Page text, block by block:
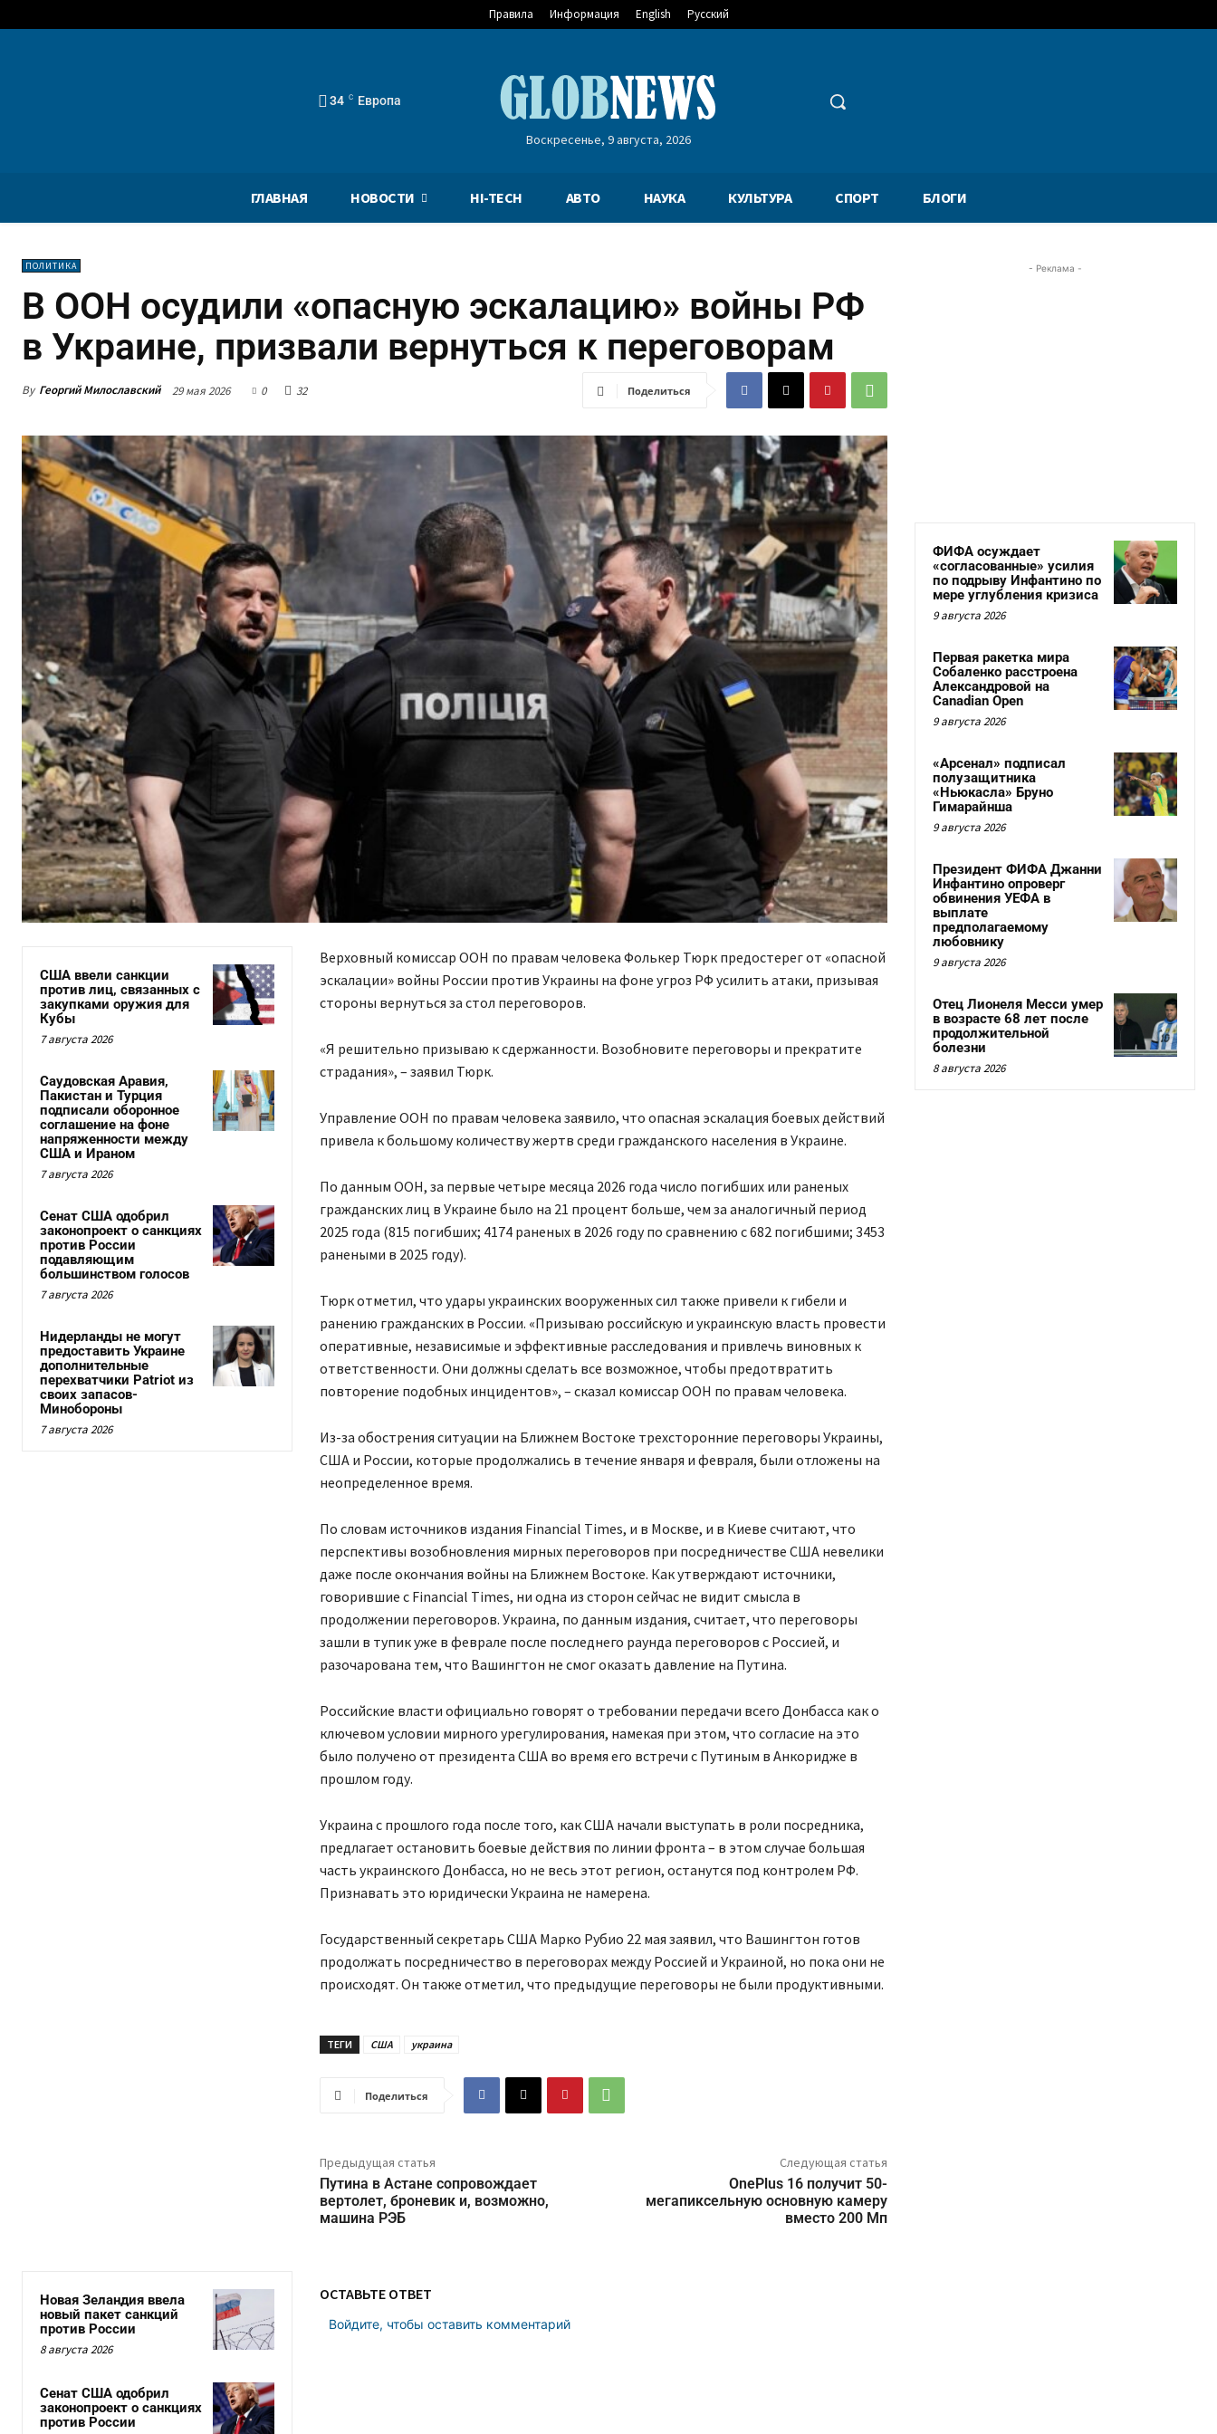
Правила Информация English Русский
34 C Европа
Воскресенье, 9 августа, 2026
ГЛАВНАЯ НОВОСТИ HI-TECH АВТО НАУКА КУЛЬТУРА СПОРТ БЛОГИ
ПОЛИТИКА
В ООН осудили «опасную эскалацию» войны РФ
в Украине, призвали вернуться к переговорам
By Георгий Милославский 29 мая 2026 0 32 Поделиться
США ввели санкции
против лиц, связанных с
закупками оружия для
Кубы
7 августа 2026
Саудовская Аравия,
Пакистан и Турция
подписали оборонное
соглашение на фоне
напряженности между
США и Ираном
7 августа 2026
Сенат США одобрил
законопроект о санкциях
против России
подавляющим
большинством голосов
7 августа 2026
Нидерланды не могут
предоставить Украине
дополнительные
перехватчики Patriot из
своих запасов-
Минобороны
7 августа 2026
Верховный комиссар ООН по правам человека Фолькер Тюрк предостерег от «опасной
эскалации» войны России против Украины на фоне угроз РФ усилить атаки, призывая
стороны вернуться за стол переговоров.
«Я решительно призываю к сдержанности. Возобновите переговоры и прекратите
страдания», – заявил Тюрк.
Управление ООН по правам человека заявило, что опасная эскалация боевых действий
привела к большому количеству жертв среди гражданского населения в Украине.
По данным ООН, за первые четыре месяца 2026 года число погибших или раненых
гражданских лиц в Украине было на 21 процент больше, чем за аналогичный период
2025 года (815 погибших; 4174 раненых в 2026 году по сравнению с 682 погибшими; 3453
ранеными в 2025 году).
Тюрк отметил, что удары украинских вооруженных сил также привели к гибели и
ранению гражданских в России. «Призываю российскую и украинскую власть провести
оперативные, независимые и эффективные расследования и привлечь виновных к
ответственности. Они должны сделать все возможное, чтобы предотвратить
повторение подобных инцидентов», – сказал комиссар ООН по правам человека.
Из-за обострения ситуации на Ближнем Востоке трехсторонние переговоры Украины,
США и России, которые продолжались в течение января и февраля, были отложены на
неопределенное время.
По словам источников издания Financial Times, и в Москве, и в Киеве считают, что
перспективы возобновления мирных переговоров при посредничестве США невелики
даже после окончания войны на Ближнем Востоке. Как утверждают источники,
говорившие с Financial Times, ни одна из сторон сейчас не видит смысла в
продолжении переговоров. Украина, по данным издания, считает, что переговоры
зашли в тупик уже в феврале после последнего раунда переговоров с Россией, и
разочарована тем, что Вашингтон не смог оказать давление на Путина.
Российские власти официально говорят о требовании передачи всего Донбасса как о
ключевом условии мирного урегулирования, намекая при этом, что согласие на это
было получено от президента США во время его встречи с Путиным в Анкоридже в
прошлом году.
Украина с прошлого года после того, как США начали выступать в роли посредника,
предлагает остановить боевые действия по линии фронта – в этом случае большая
часть украинского Донбасса, но не весь этот регион, останутся под контролем РФ.
Признавать это юридически Украина не намерена.
Государственный секретарь США Марко Рубио 22 мая заявил, что Вашингтон готов
продолжать посредничество в переговорах между Россией и Украиной, но пока они не
происходят. Он также отметил, что предыдущие переговоры не были продуктивными.
ТЕГИ США украина
Поделиться
Предыдущая статья
Путина в Астане сопровождает
вертолет, броневик и, возможно,
машина РЭБ
Следующая статья
OnePlus 16 получит 50-
мегапиксельную основную камеру
вместо 200 Мп
Новая Зеландия ввела
новый пакет санкций
против России
8 августа 2026
Сенат США одобрил
законопроект о санкциях
против России
ОСТАВЬТЕ ОТВЕТ
Войдите, чтобы оставить комментарий
- Реклама -
ФИФА осуждает
«согласованные» усилия
по подрыву Инфантино по
мере углубления кризиса
9 августа 2026
Первая ракетка мира
Собаленко расстроена
Александровой на
Canadian Open
9 августа 2026
«Арсенал» подписал
полузащитника
«Ньюкасла» Бруно
Гимарайнша
9 августа 2026
Президент ФИФА Джанни
Инфантино опроверг
обвинения УЕФА в
выплате
предполагаемому
любовнику
9 августа 2026
Отец Лионеля Месси умер
в возрасте 68 лет после
продолжительной
болезни
8 августа 2026